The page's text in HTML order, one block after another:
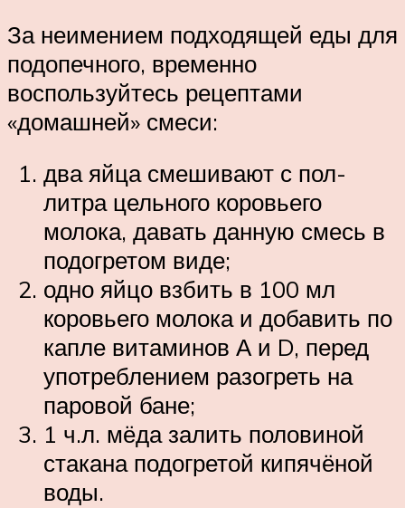
За неимением подходящей еды для
подопечного, временно
воспользуйтесь рецептами
«домашней» смеси:
два яйца смешивают с пол-
литра цельного коровьего
молока, давать данную смесь в
подогретом виде;
одно яйцо взбить в 100 мл
коровьего молока и добавить по
капле витаминов А и D, перед
употреблением разогреть на
паровой бане;
1 ч.л. мёда залить половиной
стакана подогретой кипячёной
воды.